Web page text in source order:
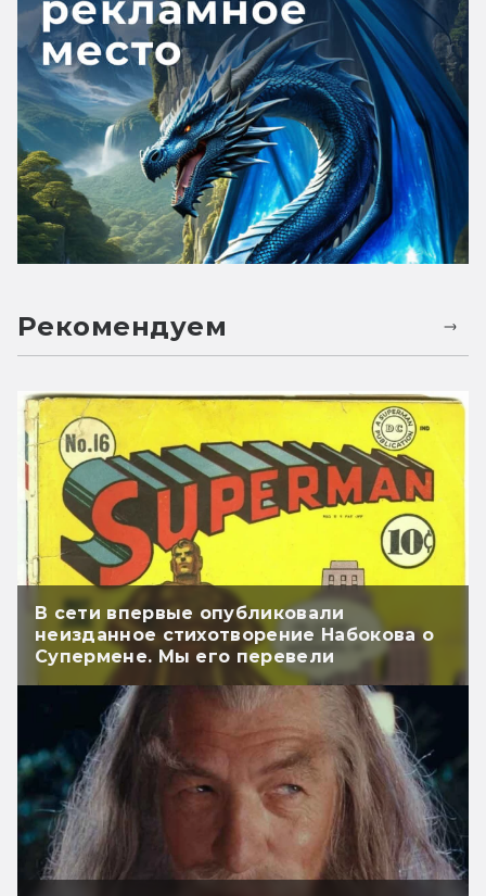
Рекомендуем
В сети впервые опубликовали
неизданное стихотворение Набокова о
Супермене. Мы его перевели